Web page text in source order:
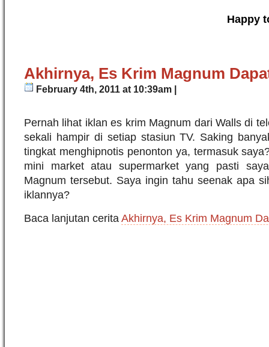
Happy
Akhirnya, Es Krim Magnum
February 4th, 2011 at 10:39am |
Pernah lihat iklan es krim Magnum dari Walls di
sekali hampir di setiap stasiun TV. Saking
tingkat menghipnotis penonton ya, termasuk
mini market atau supermarket yang pasti
Magnum tersebut. Saya ingin tahu seenak apa
iklannya?
Baca lanjutan cerita Akhirnya, Es Krim Magnum